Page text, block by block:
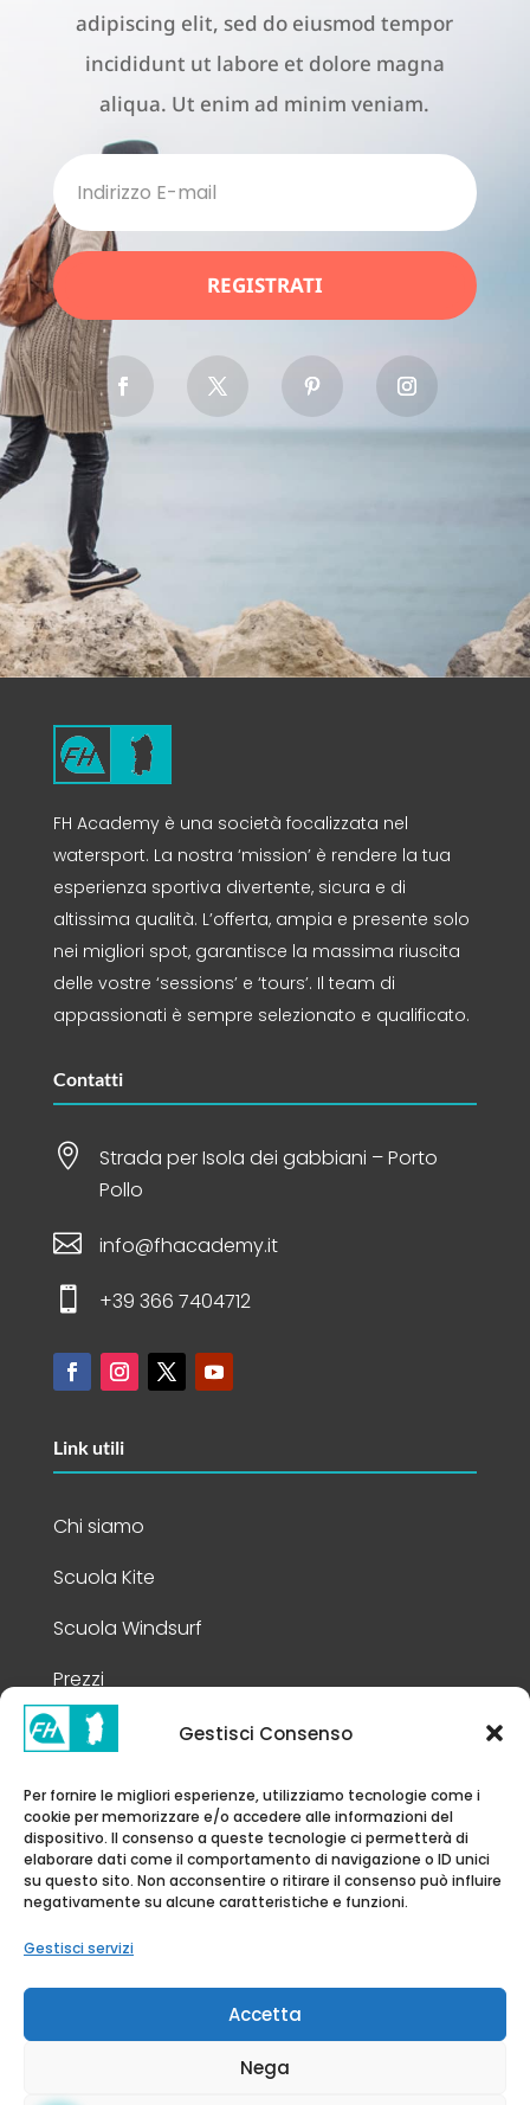
Gestisci Consenso
Per fornire le migliori esperienze, utilizziamo tecnologie come i
cookie per memorizzare e/o accedere alle informazioni del
dispositivo. Il consenso a queste tecnologie ci permetterà di
elaborare dati come il comportamento di navigazione o ID unici
su questo sito. Non acconsentire o ritirare il consenso può influire
negativamente su alcune caratteristiche e funzioni.
Gestisci servizi
Accetta
Nega
adipiscing elit, sed do eiusmod tempor
incididunt ut labore et dolore magna
aliqua. Ut enim ad minim veniam.
REGISTRATI
FH Academy è una società focalizzata nel
watersport. La nostra ‘mission’ è rendere la tua
esperienza sportiva divertente, sicura e di
altissima qualità. L’offerta, ampia e presente solo
nei migliori spot, garantisce la massima riuscita
delle vostre ‘sessions’ e ‘tours’. Il team di
appassionati è sempre selezionato e qualificato.
Contatti

Strada per Isola dei gabbiani – Porto
Pollo
 info@fhacademy.it
 +39 366 7404712
Link utili
Chi siamo
Scuola Kite
Scuola Windsurf
Prezzi
Info Legali
Privacy Policy
Cookie Policy